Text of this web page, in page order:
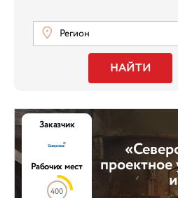
Регион
НАЙТИ
проектное
Заказчик
Рабочих мест
400